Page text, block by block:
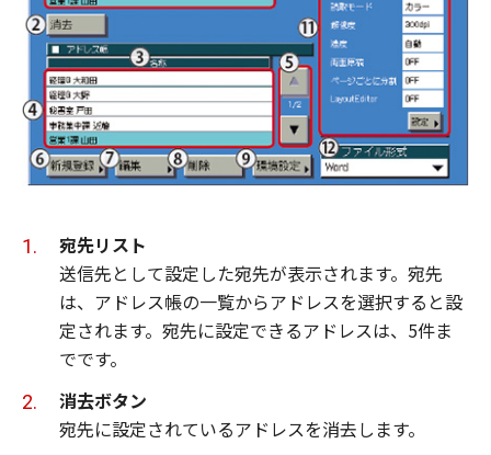
宛先リスト
送信先として設定した宛先が表示されます。宛先
は、アドレス帳の一覧からアドレスを選択すると設
定されます。宛先に設定できるアドレスは、5件ま
でです。
消去ボタン
宛先に設定されているアドレスを消去します。